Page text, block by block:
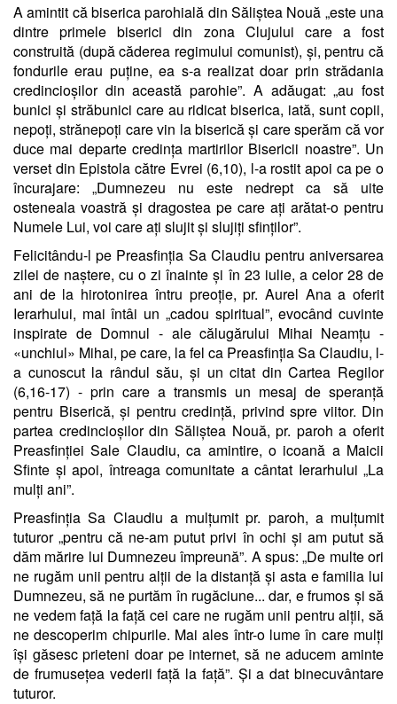
A amintit că biserica parohială din Săliștea Nouă „este una
dintre primele biserici din zona Clujului care a fost
construită (după căderea regimului comunist), și, pentru că
fondurile erau puține, ea s-a realizat doar prin strădania
credincioșilor din această parohie”. A adăugat: „au fost
bunici și străbunici care au ridicat biserica, iată, sunt copii,
nepoți, strănepoți care vin la biserică și care sperăm că vor
duce mai departe credința martirilor Bisericii noastre”. Un
verset din Epistola către Evrei (6,10), l-a rostit apoi ca pe o
încurajare: „Dumnezeu nu este nedrept ca să uite
osteneala voastră și dragostea pe care ați arătat-o pentru
Numele Lui, voi care ați slujit și slujiți sfinților”.
Felicitându-l pe Preasfinția Sa Claudiu pentru aniversarea
zilei de naștere, cu o zi înainte și în 23 iulie, a celor 28 de
ani de la hirotonirea întru preoție, pr. Aurel Ana a oferit
Ierarhului, mai întâi un „cadou spiritual”, evocând cuvinte
inspirate de Domnul - ale călugărului Mihai Neamțu -
«unchiul» Mihai, pe care, la fel ca Preasfinția Sa Claudiu, l-
a cunoscut la rândul său, și un citat din Cartea Regilor
(6,16-17) - prin care a transmis un mesaj de speranță
pentru Biserică, și pentru credință, privind spre viitor. Din
partea credincioșilor din Săliștea Nouă, pr. paroh a oferit
Preasfinției Sale Claudiu, ca amintire, o icoană a Maicii
Sfinte și apoi, întreaga comunitate a cântat Ierarhului „La
mulți ani”.
Preasfinția Sa Claudiu a mulțumit pr. paroh, a mulțumit
tuturor „pentru că ne-am putut privi în ochi și am putut să
dăm mărire lui Dumnezeu împreună”. A spus: „De multe ori
ne rugăm unii pentru alții de la distanță și asta e familia lui
Dumnezeu, să ne purtăm în rugăciune... dar, e frumos și să
ne vedem față la față cei care ne rugăm unii pentru alții, să
ne descoperim chipurile. Mai ales într-o lume în care mulți
își găsesc prieteni doar pe internet, să ne aducem aminte
de frumusețea vederii față la față”. Și a dat binecuvântare
tuturor.